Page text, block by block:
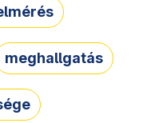
meghallgatás